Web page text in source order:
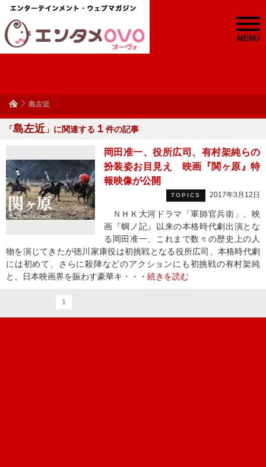
MENU
島左近
「島左近 」に関連する １ 件の記事
岡田准一、役所広司、有村架純らの
扮装姿お目見え 映画『関ヶ原』特
報映像が公開
TOPICS 2017年3月12日
ＮＨＫ大河ドラマ「軍師官兵衛」、映
画『蜩ノ記』以来の本格時代劇出演とな
る岡田准一、これまで数々の歴史上の人
物を演じてきたが徳川家康役は初挑戦となる役所広司、本格時代劇
には初めて、さらに殺陣などのアクションにも初挑戦の有村架純
と、日本映画界を賑わす豪華キ・・・ 続きを読む
1